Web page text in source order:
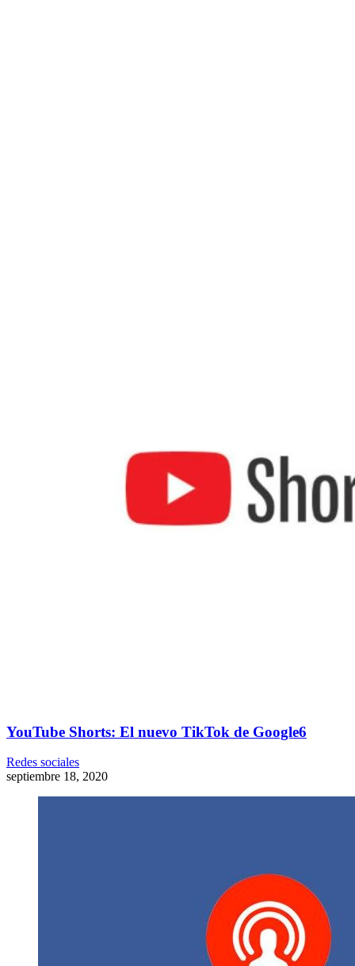
YouTube Shorts: El nuevo TikTok de Google6
Redes sociales
septiembre 18, 2020